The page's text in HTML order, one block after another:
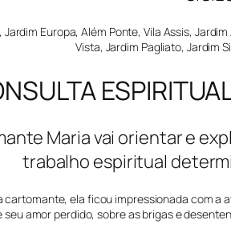
Europa, Além Ponte, Vila Assis,
Vista, Jardim Pagliato, Jardim
Maria vai orientar e
trabalho espiritual
ela ficou impressionada com
amor perdido, sobre as brigas e